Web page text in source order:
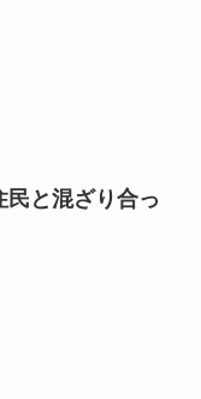
民と混ざり合っ